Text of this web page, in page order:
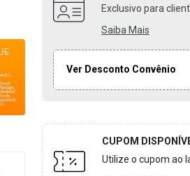
Exclusivo para
Saiba Mais
Ver Desconto Convênio
CUPOM
Utilize o cupom ao